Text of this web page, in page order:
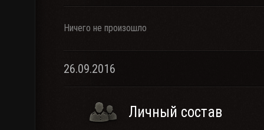
Ничего не произошло
26.09.2016
Личный состав